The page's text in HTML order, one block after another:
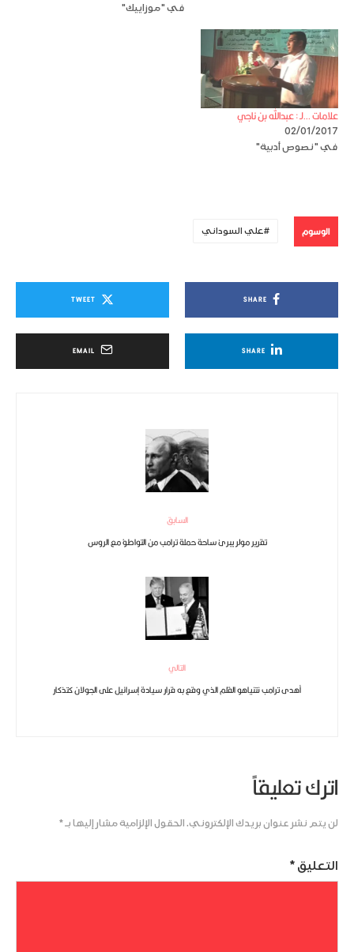
في "موزاييك"
علامات …لـ : عبدالله بن ناجي
02/01/2017
في "نصوص أدبية"
الوسوم علي السوداني
SHARE
TWEET
SHARE
EMAIL
السابق
تقرير مولر يبرئ ساحة حملة ترامب من التواطؤ مع الروس
التالي
أهدى ترامب نتنياهو القلم الذي وقع به قرار سيادة إسرائيل على الجولان كتذكار
اترك تعليقاً
لن يتم نشر عنوان بريدك الإلكتروني. الحقول الإلزامية مشار إليها بـ*
التعليق *